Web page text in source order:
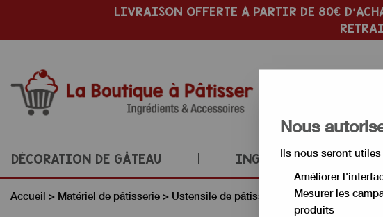
LIVRAISON OFFERTE À PARTIR DE 80€
DÉCORATION DE GÂTEAU INGRÉDIENT
Accueil > Matériel de pâtisserie > Ustensile de pâtisserie Lisseur à gâteau
Nous
Ils nous seront
Améliorer
Mesurer les
produits